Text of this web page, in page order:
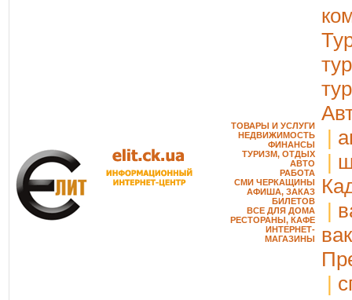
ТОВАРЫ И УСЛУГИ
НЕДВИЖИМОСТЬ
ФИНАНСЫ
ТУРИЗМ, ОТДЫХ
АВТО
РАБОТА
СМИ ЧЕРКАЩИНЫ
АФИША, ЗАКАЗ
БИЛЕТОВ
ВСЕ ДЛЯ ДОМА
РЕСТОРАНЫ, КАФЕ
ИНТЕРНЕТ-
МАГАЗИНЫ
|
|
|
|